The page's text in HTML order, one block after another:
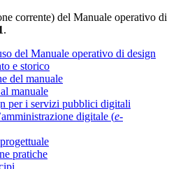
corrente) del Manuale operativo di
.
del Manuale operativo di design
e storico
del manuale
manuale
per i servizi pubblici digitali
digitale (e-
pratiche